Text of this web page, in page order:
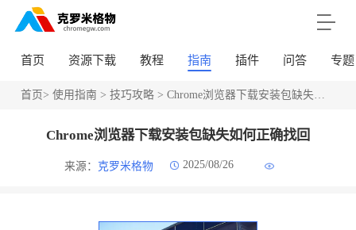
首页 资源下载 教程 指南 插件 问答 专题
首页> 使用指南 > 技巧攻略> Chrome浏览器下载安装包缺失如何正确找回
Chrome浏览器下载安装包缺失如何正确找回
来源： 克罗米格物 2025/08/26